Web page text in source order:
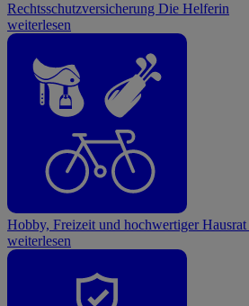
Rechtsschutzversicherung Die Helferin
weiterlesen
Hobby, Freizeit und hochwertiger Hausrat
weiterlesen